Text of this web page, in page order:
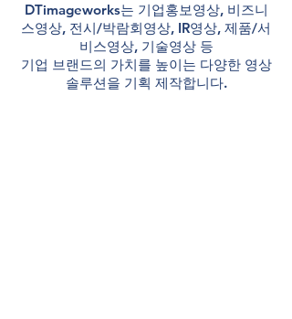
DTimageworks는 기업홍보영상, 비즈니
스영상, 전시/박람회영상, IR영상, 제품/서
비스영상, 기술영상 등
기업 브랜드의 가치를 높이는 다양한 영상
솔루션을 기획 제작합니다.